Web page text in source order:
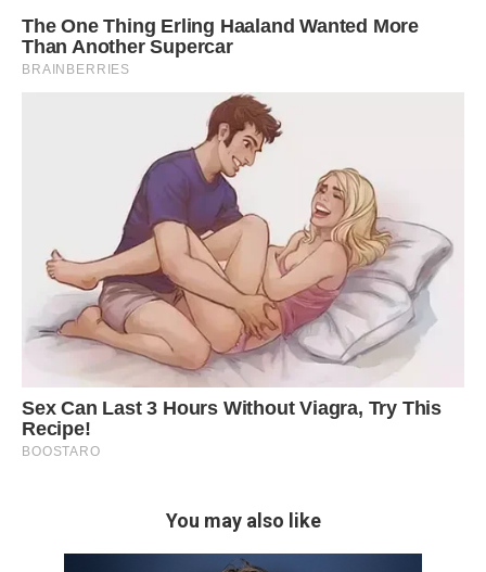
You may also like